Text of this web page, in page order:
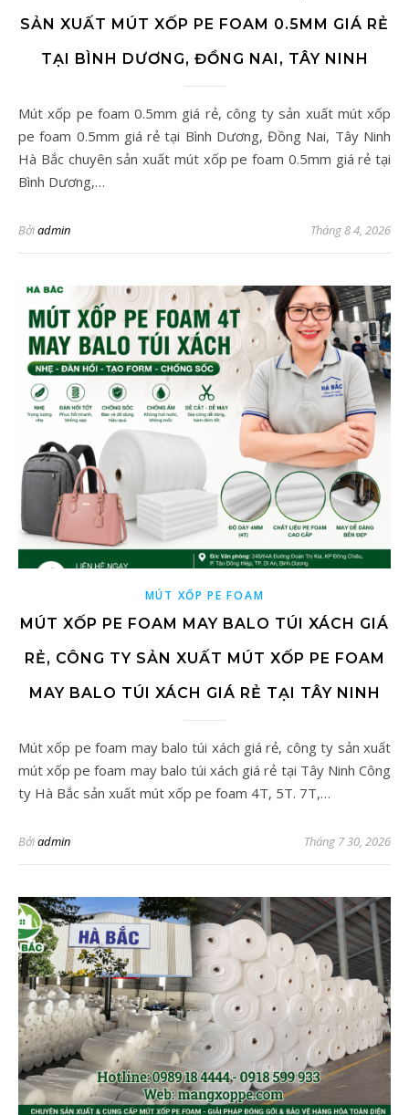
SẢN XUẤT MÚT XỐP PE FOAM 0.5MM GIÁ RẺ
TẠI BÌNH DƯƠNG, ĐỒNG NAI, TÂY NINH
Mút xốp pe foam 0.5mm giá rẻ, công ty sản xuất mút xốp
pe foam 0.5mm giá rẻ tại Bình Dương, Đồng Nai, Tây Ninh
Hà Bắc chuyên sản xuất mút xốp pe foam 0.5mm giá rẻ tại
Bình Dương,…
Bởiadmin Tháng 8 4, 2026
MÚT XỐP PE FOAM
MÚT XỐP PE FOAM MAY BALO TÚI XÁCH GIÁ
RẺ, CÔNG TY SẢN XUẤT MÚT XỐP PE FOAM
MAY BALO TÚI XÁCH GIÁ RẺ TẠI TÂY NINH
Mút xốp pe foam may balo túi xách giá rẻ, công ty sản xuất
mút xốp pe foam may balo túi xách giá rẻ tại Tây Ninh Công
ty Hà Bắc sản xuất mút xốp pe foam 4T, 5T. 7T,…
Bởiadmin Tháng 7 30, 2026